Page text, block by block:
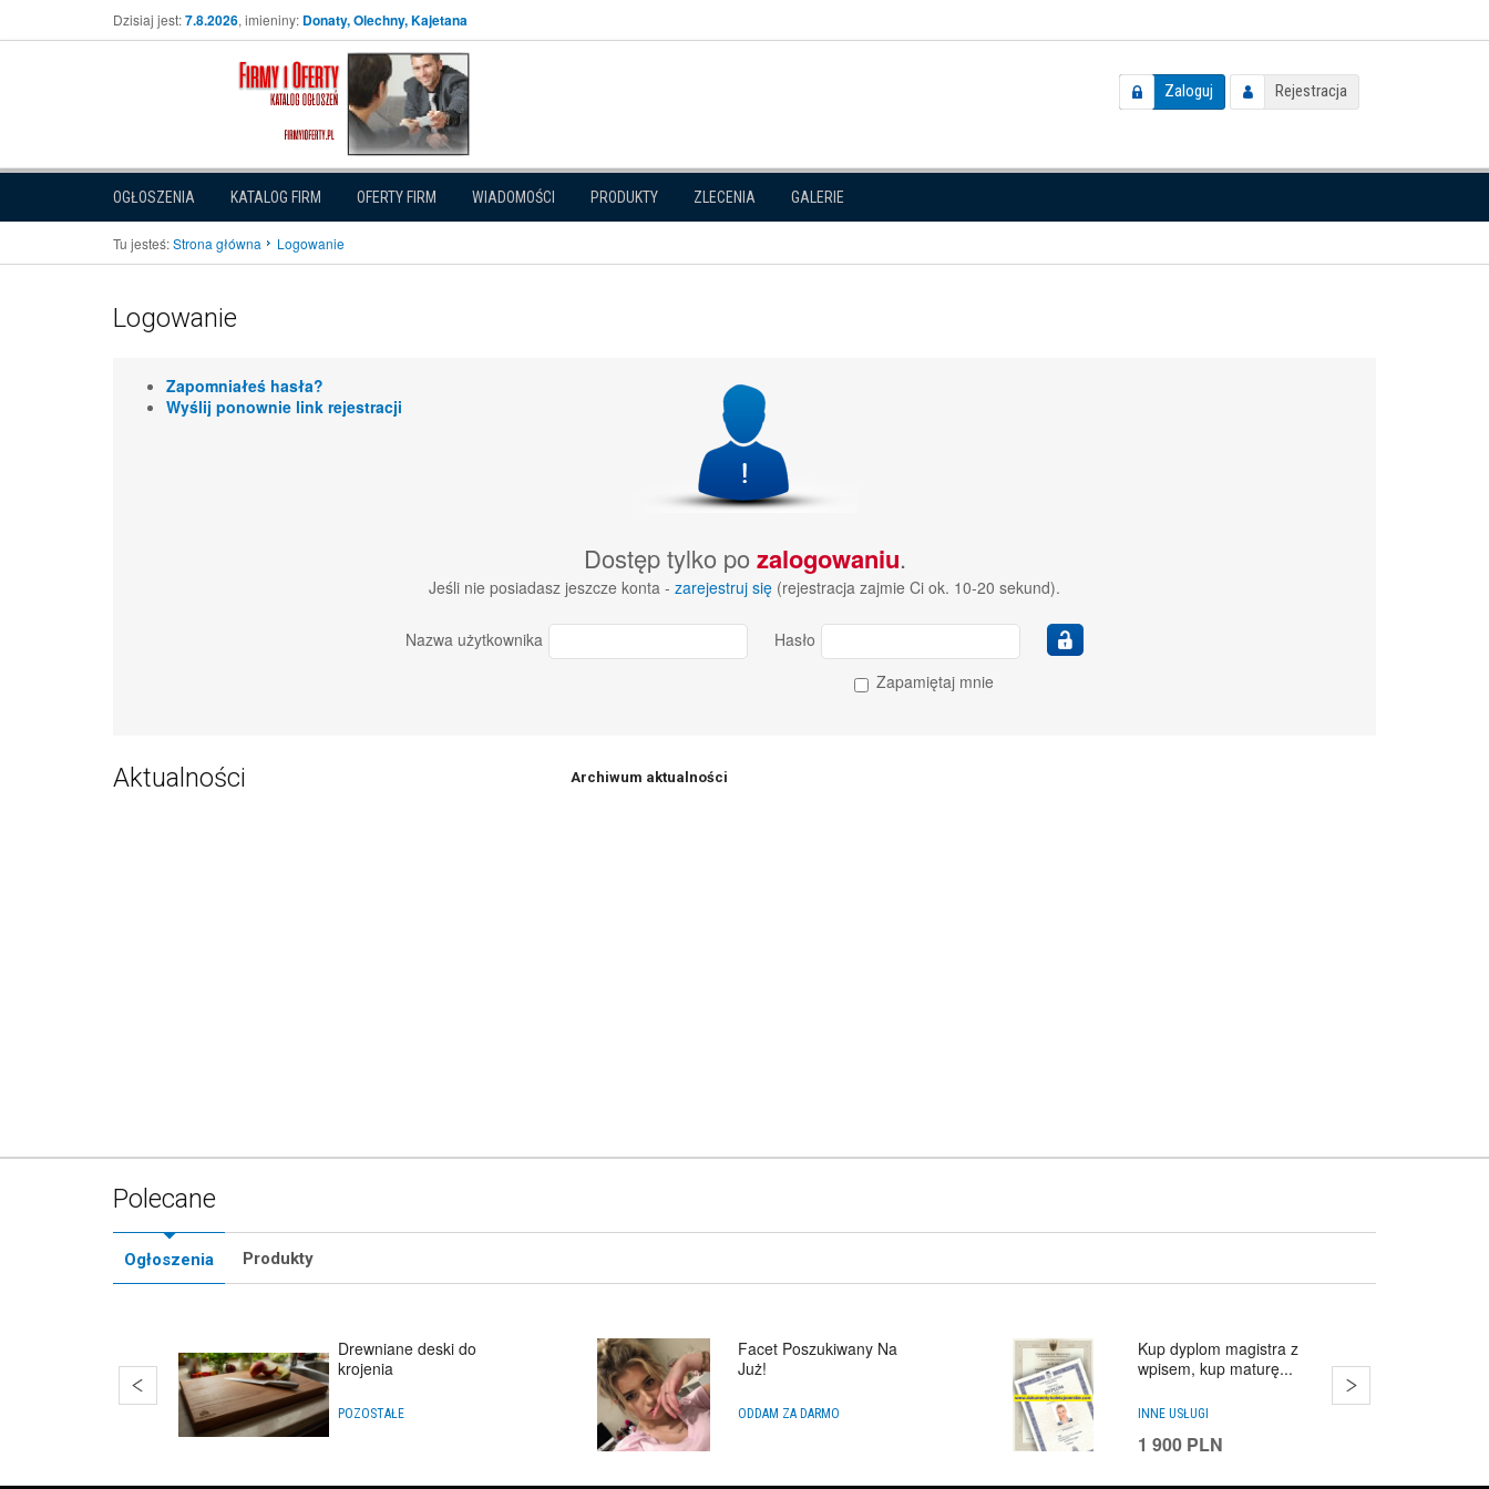
Dzisiaj jest:7.8.2026, imieniny: Donaty, Olechny, Kajetana
Zaloguj Rejestracja
OGŁOSZENIA KATALOG FIRM OFERTY FIRM WIADOMOŚCI PRODUKTY ZLECENIA GALERIE
Tu jesteś:Strona główna Logowanie
Logowanie
Dostęp tylko pozalogowaniu.
Jeśli nie posiadasz jeszcze konta - zarejestruj się (rejestracja zajmie Ci ok. 10-20 sekund).
Nazwa użytkownika
Hasło
Zapamiętaj mnie
Zapomniałeś hasła?
Wyślij ponownie link rejestracji
Aktualności Archiwum aktualności
Polecane
Ogłoszenia Produkty
Drewniane deski do
krojenia
POZOSTAŁE
Facet Poszukiwany Na
Już!
ODDAM ZA DARMO
Kup dyplom magistra z
wpisem, kup maturę...
INNE USŁUGI
1 900 PLN